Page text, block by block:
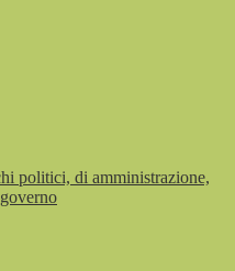
politici, di amministrazione,